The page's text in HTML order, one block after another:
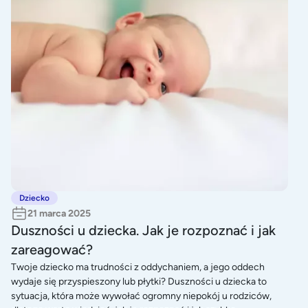
Dziecko
21 marca 2025
Duszności u dziecka. Jak je rozpoznać i jak
zareagować?
Twoje dziecko ma trudności z oddychaniem, a jego oddech
wydaje się przyspieszony lub płytki? Duszności u dziecka to
sytuacja, która może wywołać ogromny niepokój u rodziców,